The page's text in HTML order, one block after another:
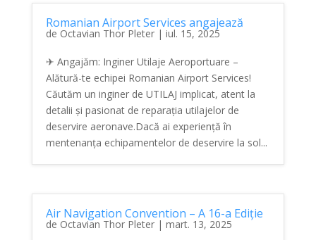
Romanian Airport Services angajează
de Octavian Thor Pleter| iul. 15, 2025
✈ Angajăm: Inginer Utilaje Aeroportuare –
Alătură-te echipei Romanian Airport Services!
Căutăm un inginer de UTILAJ implicat, atent la
detalii și pasionat de reparația utilajelor de
deservire aeronave.Dacă ai experiență în
mentenanța echipamentelor de deservire la sol...
Air Navigation Convention – A 16-a Ediție
de Octavian Thor Pleter| mart. 13, 2025